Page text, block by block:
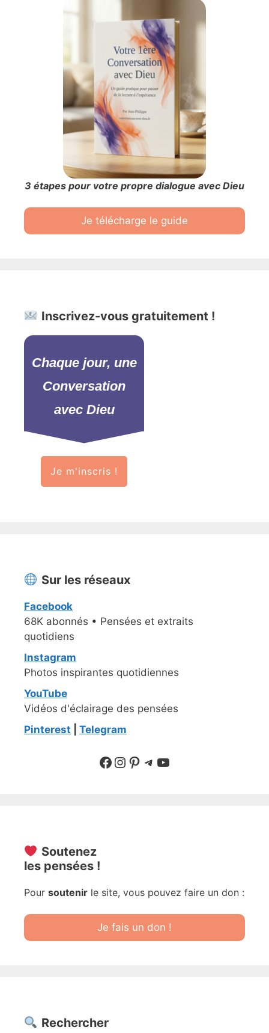
3 étapes pour votre propre dialogue avec Dieu
Je télécharge le guide
Inscrivez-vous gratuitement !
Chaque jour, une
Conversation
avec Dieu
Je m'inscris !
Sur les réseaux
Facebook
68K abonnés • Pensées et extraits
quotidiens
Instagram
Photos inspirantes quotidiennes
YouTube
Vidéos d'éclairage des pensées
Pinterest
Telegram
Suivre sur Facebook
Suivre sur Instagram
Pinterest
Sur Telegram
YouTube
Soutenez
les pensées !
Pour soutenir le site, vous pouvez faire un don :
Je fais un don !
Rechercher